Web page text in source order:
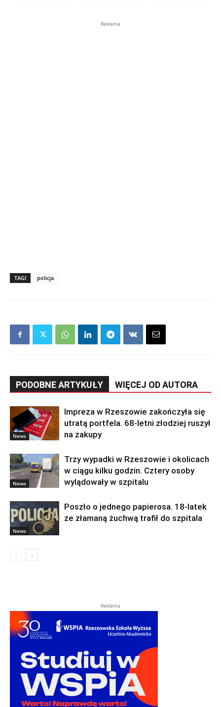
Reklama
TAGI policja
PODOBNE ARTYKUŁY WIĘCEJ OD AUTORA
News
Impreza w Rzeszowie zakończyła się
utratą portfela. 68-letni złodziej ruszył
na zakupy
News
Trzy wypadki w Rzeszowie i okolicach
w ciągu kilku godzin. Cztery osoby
wylądowały w szpitalu
News
Poszło o jednego papierosa. 18-latek
ze złamaną żuchwą trafił do szpitala
Reklama